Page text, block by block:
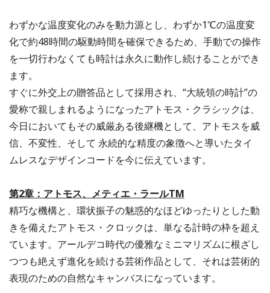
わずかな温度変化のみを動力源とし、わずか1℃の温度変
化で約48時間の駆動時間を確保できるため、手動での操作
を一切行わなくても時計は永久に動作し続けることができ
ます。
すぐに外交上の贈答品として採用され、“大統領の時計”の
愛称で親しまれるようになったアトモス・クラシックは、
今日においてもその威厳ある後継機として、アトモスを威
信、不変性、そして 永続的な精度の象徴へと導いたタイ
ムレスなデザインコードを今に伝えています。
第2章：アトモス、メティエ・ラールTM
精巧な機構と、環状振子の魅惑的なほどゆったりとした動
きを備えたアトモス・クロックは、単なる計時の枠を超え
ています。アールデコ時代の優雅なミニマリズムに根ざし
つつも絶えず進化を続ける芸術作品として、それは芸術的
表現のための自然なキャンバスになっています。